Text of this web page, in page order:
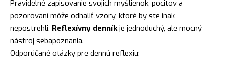
Pravidelné zapisovanie svojich myšlienok, pocitov a
pozorovaní môže odhaliť vzory, ktoré by ste inak
nepostrehli. Reflexívny denníkje jednoduchý, ale mocný
nástroj sebapoznania.
Odporúčané otázky pre dennú reflexiu: